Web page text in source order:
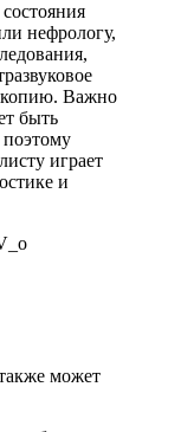
нефрологу,
Важно
быть
играет
и
может